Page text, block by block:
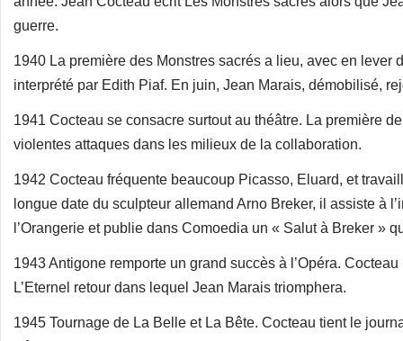
guerre.
1940 La première des Monstres sacrés a lieu, avec en lever
interprété par Edith Piaf. En juin, Jean Marais, démobilisé,
1941 Cocteau se consacre surtout au théâtre. La première
violentes attaques dans les milieux de la collaboration.
1942 Cocteau fréquente beaucoup Picasso, Eluard, et
longue date du sculpteur allemand Arno Breker, il assiste à
l’Orangerie et publie dans Comoedia un « Salut à Breker »
1943 Antigone remporte un grand succès à l’Opéra.
L’Eternel retour dans lequel Jean Marais triomphera.
1945 Tournage de La Belle et La Bête. Cocteau tient le